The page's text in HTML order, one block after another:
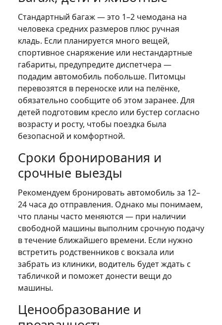
Стандартный багаж — это 1–2 чемодана на
человека средних размеров плюс ручная
кладь. Если планируется много вещей,
спортивное снаряжение или нестандартные
габариты, предупредите диспетчера —
подадим автомобиль побольше. Питомцы
перевозятся в переноске или на пелёнке,
обязательно сообщите об этом заранее. Для
детей подготовим кресло или бустер согласно
возрасту и росту, чтобы поездка была
безопасной и комфортной.
Сроки бронирования и
срочные выезды
Рекомендуем бронировать автомобиль за 12–
24 часа до отправления. Однако мы понимаем,
что планы часто меняются — при наличии
свободной машины выполним срочную подачу
в течение ближайшего времени. Если нужно
встретить родственников с вокзала или
забрать из клиники, водитель будет ждать с
табличкой и поможет донести вещи до
машины.
Ценообразование и